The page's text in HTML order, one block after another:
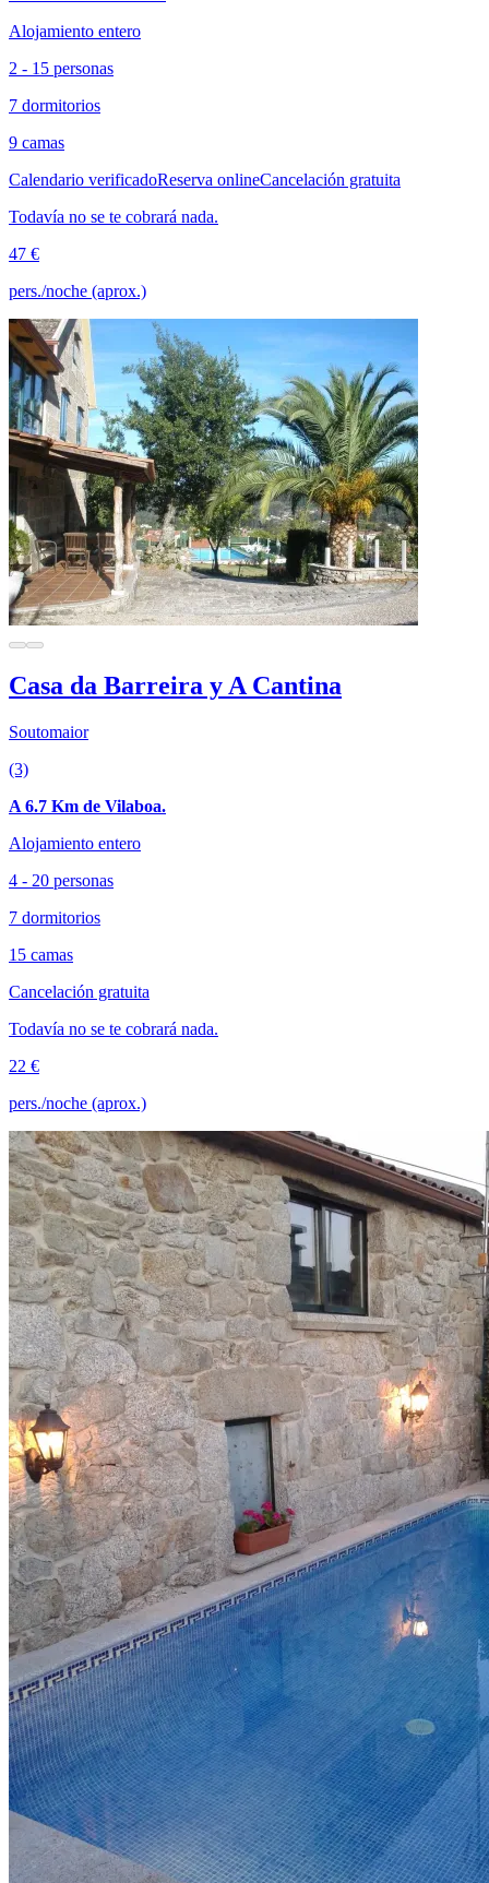
Alojamiento entero
2 - 15 personas
7 dormitorios
9 camas
Calendario verificadoReserva onlineCancelación gratuita
Todavía no se te cobrará nada.
47 €
pers./noche (aprox.)
Casa da Barreira y A Cantina
Soutomaior
(3)
A 6.7 Km de Vilaboa.
Alojamiento entero
4 - 20 personas
7 dormitorios
15 camas
Cancelación gratuita
Todavía no se te cobrará nada.
22 €
pers./noche (aprox.)